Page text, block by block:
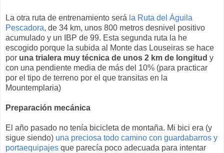
La otra ruta de entrenamiento será la Ruta del Águila
Pescadora, de 34 km, unos 800 metros desnivel positivo
acumulado y un IBP de 99. Esta segunda ruta la he
escogido porque la subida al Monte das Louseiras se hace
por una trialera muy técnica de unos 2 km de longitud y
con una pendiente media de más del 10% (para practicar
por el tipo de terreno por el que transitas en la
Mountemplaria)
Preparación mecánica
El año pasado no tenía bicicleta de montaña. Mi bici era (y
sigue siendo) una preciosa todo camino con guardabarros y
portaequipajes que parecía poco adecuada para intentar